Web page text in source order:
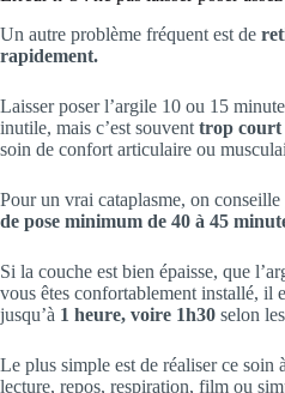
Un autre problème fréquent est de
rapidement.
Laisser poser l’argile 10 ou 15
inutile, mais c’est souvent trop court
soin de confort articulaire ou
Pour un vrai cataplasme, on conseille
de pose minimum de 40 à 45
Si la couche est bien épaisse, que
vous êtes confortablement installé, il
jusqu’à 1 heure, voire 1h30 selon
Le plus simple est de réaliser ce soin
lecture, repos, respiration, film ou